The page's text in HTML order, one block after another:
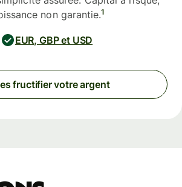
non garantie.1
EUR, GBP et USD
fructifier votre argent